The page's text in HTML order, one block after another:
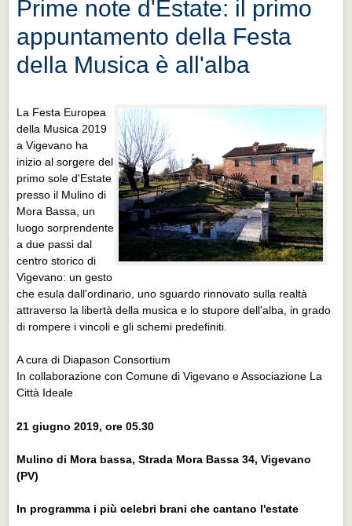
Prime note d'Estate: il primo
appuntamento della Festa
della Musica è all'alba
La Festa Europea
della Musica 2019
a Vigevano ha
inizio al sorgere del
primo sole d'Estate
presso il Mulino di
Mora Bassa, un
luogo sorprendente
a due passi dal
centro storico di
Vigevano: un gesto
che esula dall'ordinario, uno sguardo rinnovato sulla realtà
attraverso la libertà della musica e lo stupore dell'alba, in grado
di rompere i vincoli e gli schemi predefiniti.
A cura di Diapason Consortium
In collaborazione con Comune di Vigevano e Associazione La
Città Ideale
21 giugno 2019, ore 05.30
Mulino di Mora bassa, Strada Mora Bassa 34, Vigevano
(PV)
In programma i più celebri brani che cantano l'estate